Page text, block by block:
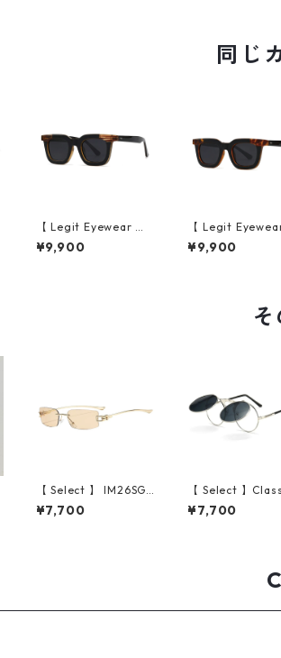
同じ
【 Legit Eyewear 】S
unglasses Konoe (Bl
ack Wood/Grey)
¥9,900
【 Legit Eyewear
unglasses Konoe
ack Demi/Grey)
¥9,900
【 Select 】 IM26SG0
191 / Rectangle Riml
ess Sunglasses(Gol
¥7,700
【 Select 】
ircle Flip Up
Style Sunglasses
¥7,700